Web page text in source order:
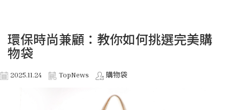
環保時尚兼顧：教你如何挑選完美購
物袋
2025.11.24 TopNews 購物袋